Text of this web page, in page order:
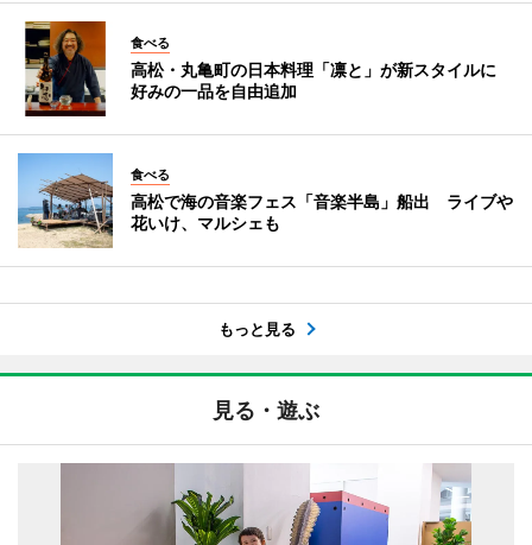
食べる
高松・丸亀町の日本料理「凛と」が新スタイルに
好みの一品を自由追加
食べる
高松で海の音楽フェス「音楽半島」船出 ライブや
花いけ、マルシェも
もっと見る
見る・遊ぶ